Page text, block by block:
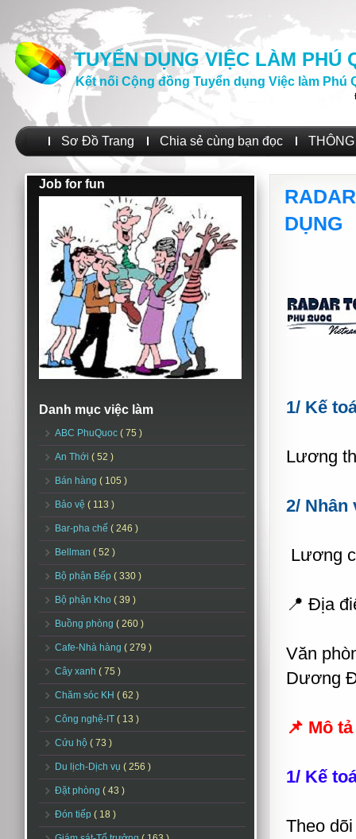
TUYỂN DỤNG VIỆC LÀM PHÚ
Kết nối Cộng đồng Tuyển dụng Việc làm Phú
Sơ Đồ Trang Chia sẻ cùng bạn đọc
Job for fun
Danh mục việc làm
ABC PhuQuoc ( 75 )
An Thới ( 52 )
Bán hàng ( 105 )
Bảo vệ ( 113 )
Bar-pha chế ( 246 )
Bellman ( 52 )
Bộ phận Bếp ( 330 )
Bộ phận Kho ( 39 )
Buồng phòng ( 260 )
Cafe-Nhà hàng ( 279 )
Cây xanh ( 75 )
Chăm sóc KH ( 62 )
Công nghệ-IT ( 13 )
Cứu hộ ( 73 )
Du lịch-Dịch vụ ( 256 )
Đặt phòng ( 43 )
Đón tiếp ( 18 )
DỤNG
1/ Kế
Lương
2/ Nhân
Lương
📍 Địa
Văn
Dương
📌 Mô
1/ Kế
Theo